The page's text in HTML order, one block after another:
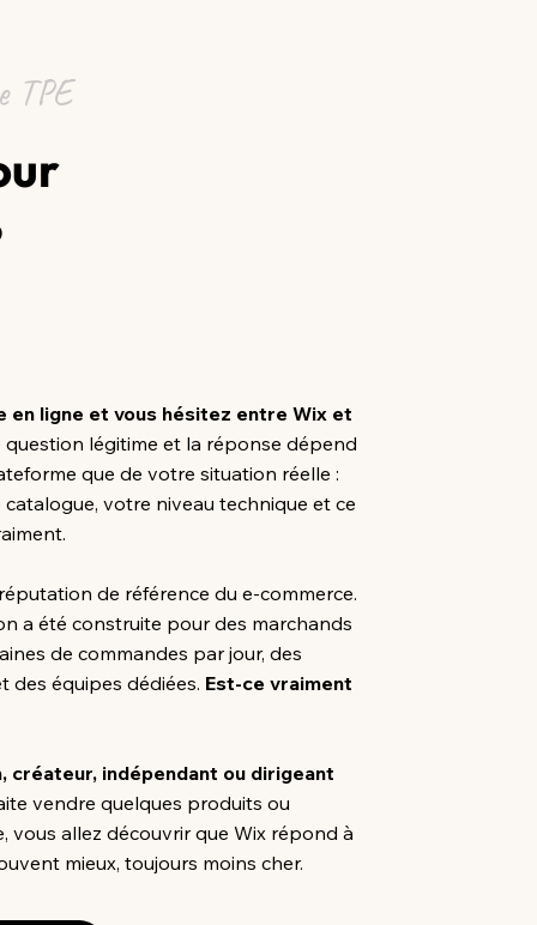
TPE
en ligne et vous hésitez entre Wix et
question légitime et la réponse dépend
que de votre situation réelle :
votre niveau technique et ce
de référence du e-commerce.
a été construite pour des marchands
de commandes par jour, des
des équipes dédiées. Est-ce vraiment
créateur, indépendant ou dirigeant
vendre quelques produits ou
vous allez découvrir que Wix répond à
mieux, toujours moins cher.